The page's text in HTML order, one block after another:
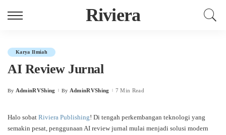
Riviera
Karya Ilmiah
AI Review Jurnal
Posted
By AdminRVShingPosted
By AdminRVShing 7 Min Read
Halo sobat Riviera Publishing! Di tengah perkembangan teknologi yang
semakin pesat, penggunaan AI review jurnal mulai menjadi solusi modern